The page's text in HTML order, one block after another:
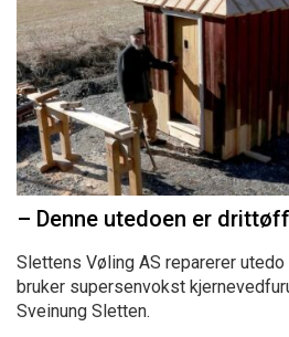
– Denne utedoen er drittøff
Slettens Vøling AS reparerer
bruker supersenvokst
Sveinung Sletten.